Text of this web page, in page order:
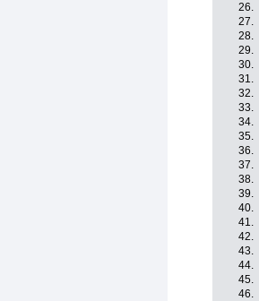
26.
27.
28.
29.
30.
31.
32.
33.
34.
35.
36.
37.
38.
39.
40.
41.
42.
43.
44.
45.
46.